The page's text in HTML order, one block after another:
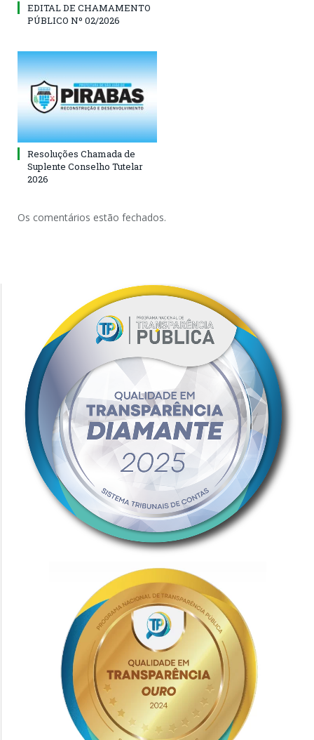
EDITAL DE CHAMAMENTO
PÚBLICO Nº 02/2026
Resoluções Chamada de
Suplente Conselho Tutelar
2026
Os comentários estão fechados.